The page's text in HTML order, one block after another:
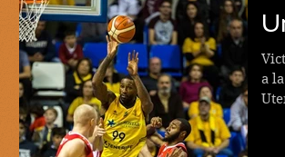
a